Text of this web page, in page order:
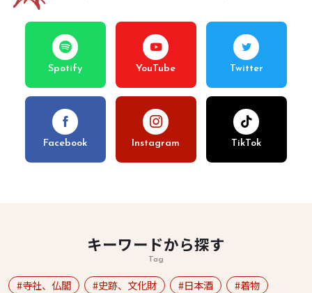
Spotify YouTube Twitter
Facebook Instagram TikTok
キーワードから探す
Tag
寺社、仏閣 史跡、文化財 日本酒 着物